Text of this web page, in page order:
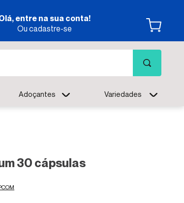
entre na sua conta!
Ou cadastre-se
Adoçantes Variedades
30 cápsulas